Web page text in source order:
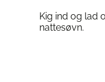
Kig ind og lad
nattesøvn.